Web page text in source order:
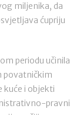
miljenika, da
ćupriju
periodu učinila
povatničkim
kuće i objekti
pravni